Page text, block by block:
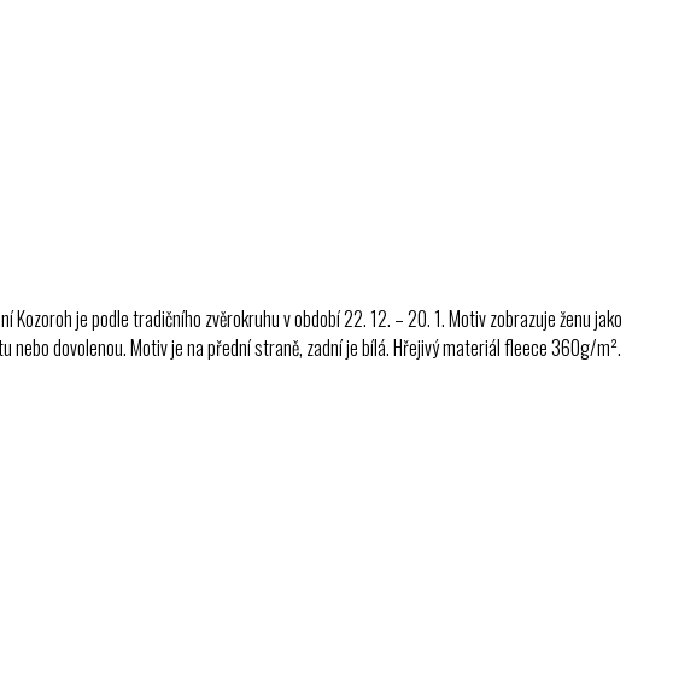
je podle tradičního zvěrokruhu v období 22. 12. – 20. 1. Motiv zobrazuje ženu jako
nebo dovolenou. Motiv je na přední straně, zadní je bílá. Hřejivý materiál fleece 360g/m².